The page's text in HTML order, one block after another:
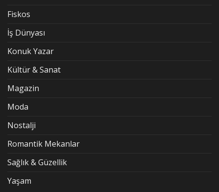
Fiskos
İş Dünyası
Konuk Yazar
Kültür & Sanat
Magazin
Moda
Nostalji
Romantik Mekanlar
Sağlık & Güzellik
Yaşam